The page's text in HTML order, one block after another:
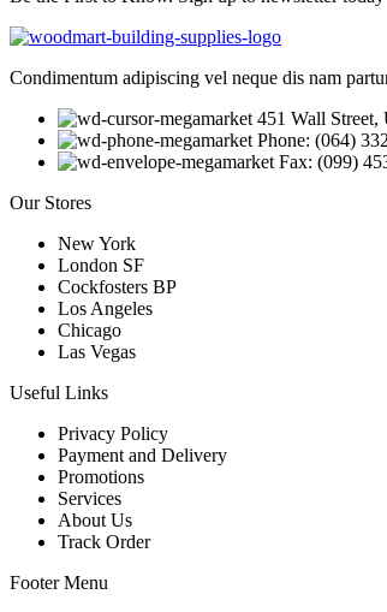
Condimentum adipiscing vel neque dis nam
451 Wall
Phone: (064)
Fax: (099)
Our Stores
New York
London SF
Cockfosters BP
Los Angeles
Chicago
Las Vegas
Useful Links
Privacy Policy
Payment and Delivery
Promotions
Services
About Us
Track Order
Footer Menu